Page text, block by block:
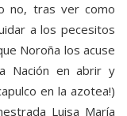
no, tras ver como
a los pecesitos
Noroña los acuse
Nación en abrir y
en la azotea!)
Luisa María